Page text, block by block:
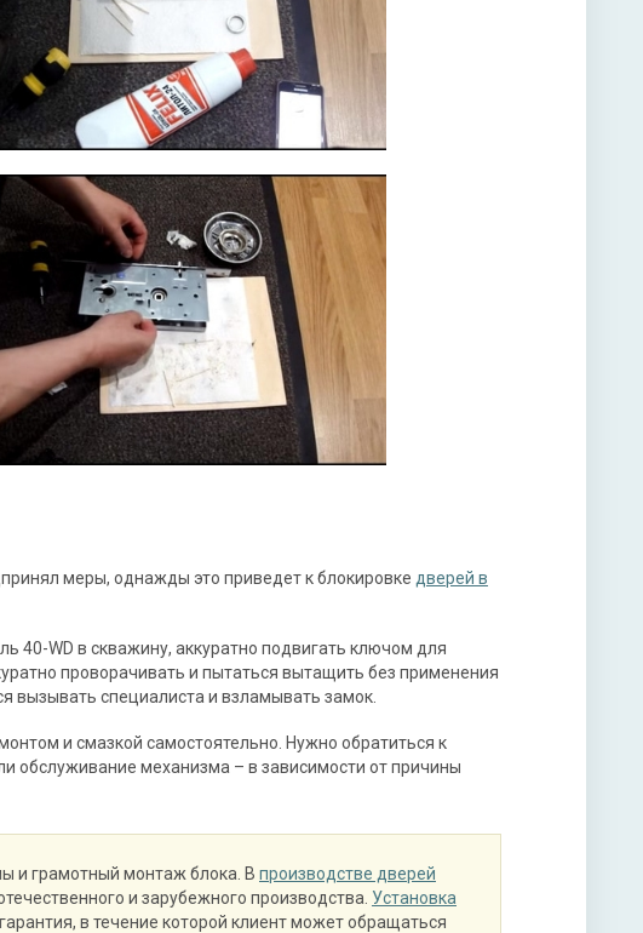
меры, однажды это приведет к блокировке дверей в
40-WD в скважину, аккуратно подвигать ключом для
проворачивать и пытаться вытащить без применения
вызывать специалиста и взламывать замок.
и смазкой самостоятельно. Нужно обратиться к
обслуживание механизма – в зависимости от причины
и грамотный монтаж блока. В производстве дверей
и зарубежного производства. Установка
в течение которой клиент может обращаться